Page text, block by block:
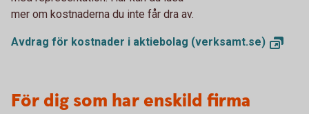
mer om kostnaderna du inte får dra av.
Avdrag för kostnader i aktiebolag (verksamt.se)
För dig som har enskild firma